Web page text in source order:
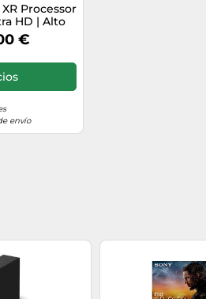
Processor
HD | Alto
(HDR) |
TV)
€
envío